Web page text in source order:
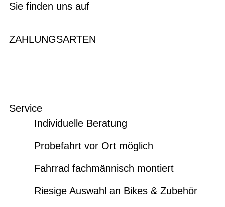
Sie finden uns auf
ZAHLUNGSARTEN
Service
Individuelle Beratung
Probefahrt vor Ort möglich
Fahrrad fachmännisch montiert
Riesige Auswahl an Bikes & Zubehör